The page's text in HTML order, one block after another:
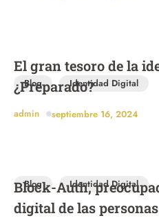
Blog Identidad Digital
Blog Identidad Digital
El gran tesoro de la
¿Preparado?
admin septiembre 16, 2024
Block-Auth,
digital de las personas